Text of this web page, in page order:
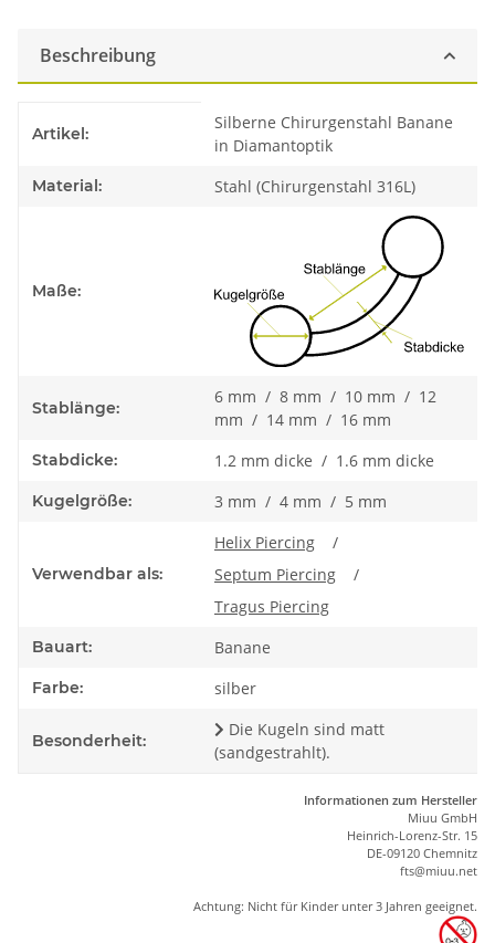
Beschreibung
Artikel:
Silberne Chirurgenstahl Banane
in Diamantoptik
Material: Stahl (Chirurgenstahl 316L)
Maße:
Stablänge:
6 mm / 8 mm / 10 mm / 12
mm / 14 mm / 16 mm
Stabdicke: 1.2 mm dicke / 1.6 mm dicke
Kugelgröße: 3 mm / 4 mm / 5 mm
Verwendbar als:
Helix Piercing
/
Septum Piercing
/
Tragus Piercing
Bauart: Banane
Farbe: silber
Besonderheit:
Die Kugeln sind matt
(sandgestrahlt).
Informationen zum Hersteller
Miuu GmbH
Heinrich-Lorenz-Str. 15
DE-09120 Chemnitz
fts@miuu.net
Achtung: Nicht für Kinder unter 3 Jahren geeignet.